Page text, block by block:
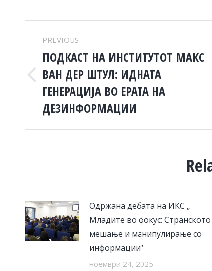
POST
NAVIGATION
PREVIOUS
Previous
post:
ПОДКАСТ НА ИНСТИТУТОТ МАКС
ВАН ДЕР ШТУЛ: ИДНАТА
ГЕНЕРАЦИЈА ВО ЕРАТА НА
ДЕЗИНФОРМАЦИИ
Одржана дебата на ИКС „
Младите во фокус: Странското
мешање и манипулирање со
информации“
ноември 24, 2025